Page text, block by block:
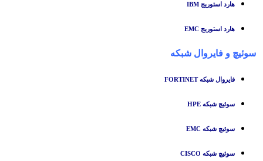
هارد استوریج IBM
هارد استوریج EMC
سوئیچ و فایروال شبکه
فایروال شبکه FORTINET
سوئیچ شبکه HPE
سوئیچ شبکه EMC
سوئیچ شبکه CISCO